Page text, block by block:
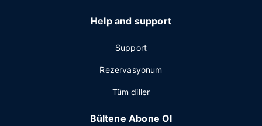
Help and support
Support
Rezervasyonum
Tüm diller
Bültene Abone Ol